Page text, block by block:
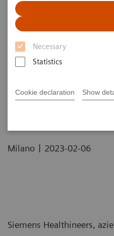
Necessary
Statistics
Cookie declaration Show
Siemens
avviano una
strategica per
infrastruttura di
l'assistenza ai
Milano | 2023-02-06
Siemens Healthineers,